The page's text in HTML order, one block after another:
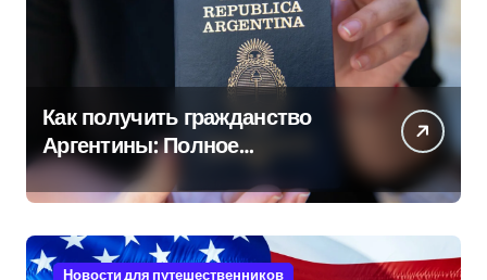
Как получить гражданство
Аргентины: Полное
руководство
Новости для путешественников